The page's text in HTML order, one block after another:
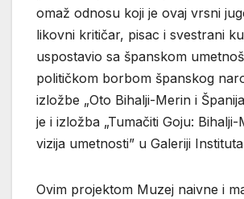
omaž odnosu koji je ovaj vrsni
likovni kritičar, pisac i svestrani
uspostavio sa španskom
političkom borbom španskog
izložbe „Oto Bihalji-Merin i
je i izložba „Tumačiti Goju:
vizija umetnosti” u Galeriji
Ovim projektom Muzej naivne i